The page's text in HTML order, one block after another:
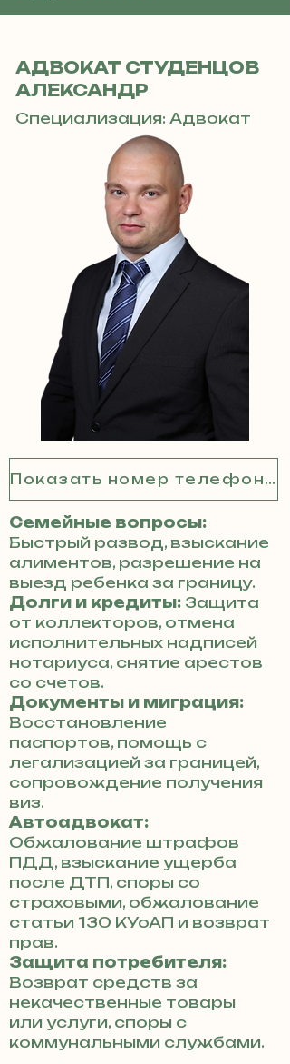
АДВОКАТ СТУДЕНЦОВ
АЛЕКСАНДР
Специализация: Адвокат
Показать номер телефона
Семейные вопросы:
Быстрый развод, взыскание
алиментов, разрешение на
выезд ребенка за границу.
Долги и кредиты: Защита
от коллекторов, отмена
исполнительных надписей
нотариуса, снятие арестов
со счетов.
Документы и миграция:
Восстановление
паспортов, помощь с
легализацией за границей,
сопровождение получения
виз.
Автоадвокат:
Обжалование штрафов
ПДД, взыскание ущерба
после ДТП, споры со
страховыми, обжалование
статьи 130 КУоАП и возврат
прав.
Защита потребителя:
Возврат средств за
некачественные товары
или услуги, споры с
коммунальными службами.